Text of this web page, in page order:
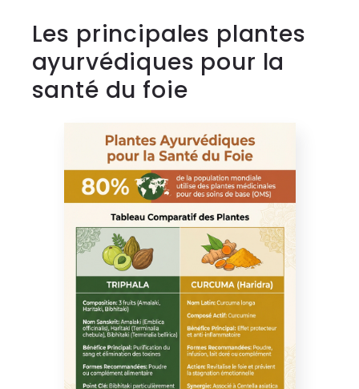
Les principales plantes
ayurvédiques pour la
santé du foie